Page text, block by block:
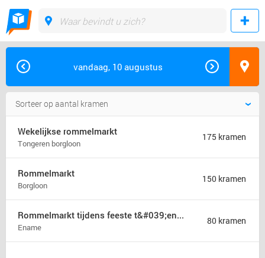
vandaag, 10 augustus
Wekelijkse rommelmarkt
Tongeren borgloon
175 kramen
Rommelmarkt
Borgloon
150 kramen
Rommelmarkt tijdens feeste t&#039;ename
Ename
80 kramen